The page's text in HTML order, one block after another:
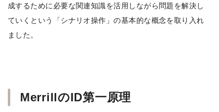
成するために必要な関連知識を活用しながら問題を解決し
ていくという「シナリオ操作」の基本的な概念を取り入れ
ました。
MerrillのID第一原理